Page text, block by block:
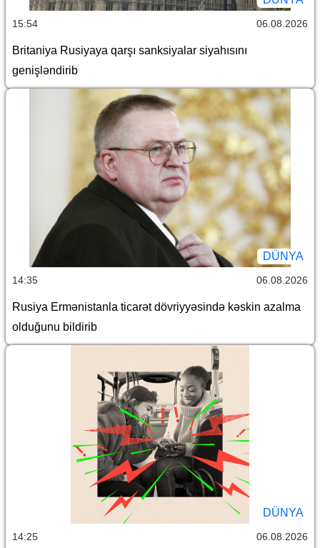
15:54 06.08.2026
Britaniya Rusiyaya qarşı sanksiyalar siyahısını
genişləndirib
DÜNYA
14:35 06.08.2026
Rusiya Ermənistanla ticarət dövriyyəsində kəskin azalma
olduğunu bildirib
DÜNYA
14:25 06.08.2026